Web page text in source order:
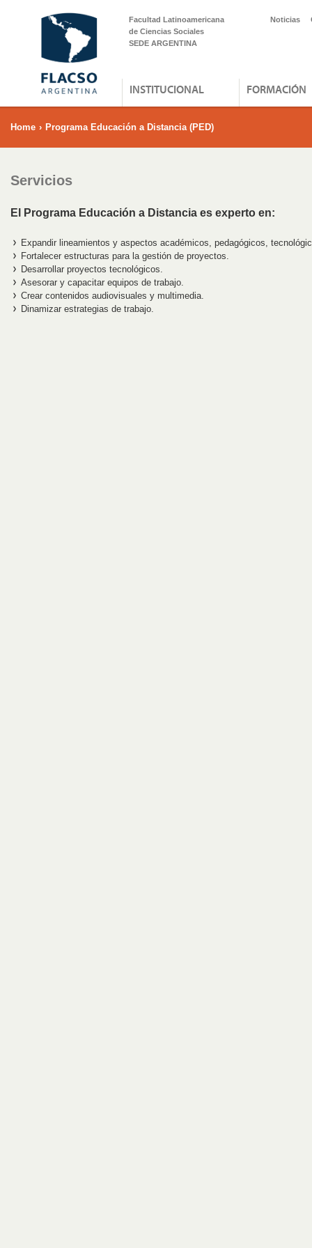
Facultad Latinoamericana
de Ciencias Sociales
SEDE ARGENTINA
Noticias
INSTITUCIONAL FORMACIÓN
Home › Programa Educación a Distancia (PED)
Servicios
El Programa Educación a Distancia es experto en:
Expandir lineamientos y aspectos académicos, pedagógicos,
Fortalecer estructuras para la gestión de proyectos.
Desarrollar proyectos tecnológicos.
Asesorar y capacitar equipos de trabajo.
Crear contenidos audiovisuales y multimedia.
Dinamizar estrategias de trabajo.